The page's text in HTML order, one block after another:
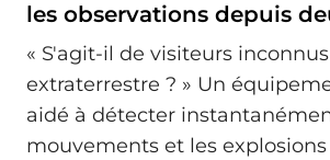
les observations depuis
« S'agit-il de visiteurs
extraterrestre ? » Un
aidé à détecter
mouvements et les